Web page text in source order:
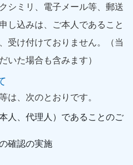
シミリ、電子メール等、郵送
し込みは、ご本人であること
受け付けておりません。（当
いた場合も含みます）
は、次のとおりです。
人、代理人）であることのご
確認の実施